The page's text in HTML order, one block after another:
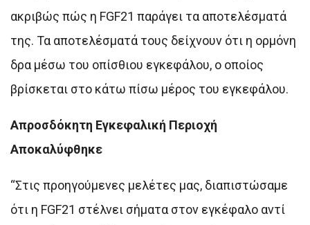
ακριβώς πώς η FGF21 παράγει τα αποτελέσματά
της. Τα αποτελέσματά τους δείχνουν ότι η ορμόνη
δρα μέσω του οπίσθιου εγκεφάλου, ο οποίος
βρίσκεται στο κάτω πίσω μέρος του εγκεφάλου.
Απροσδόκητη Εγκεφαλική Περιοχή
Αποκαλύφθηκε
“Στις προηγούμενες μελέτες μας, διαπιστώσαμε
ότι η FGF21 στέλνει σήματα στον εγκέφαλο αντί